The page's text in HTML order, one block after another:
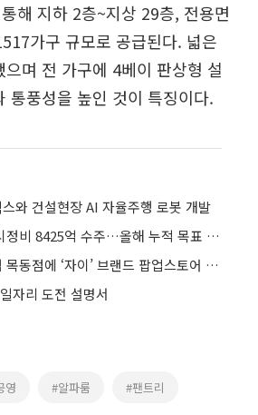
해 지하 2층~지상 29층, 전용면
가구 규모로 공급된다. 넓은
며 전 가구에 4베이 판상형 설
통풍성을 높인 것이 특징이다.
와 건설현장 AI 자율주행 로봇 개발
GS건설, 수도권 도시정비 8425억 수주…올해 누적 목표 8조원
GS건설, 현대백화점 목동점에 ‘자이’ 브랜드 팝업스토어 오픈
자리 도전 설명서
영 #알파룸 #팬트리